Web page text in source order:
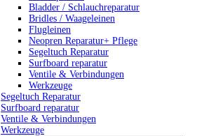
Bladder / Schlauchreparatur
Bridles / Waageleinen
Flugleinen
Neopren Reparatur+ Pflege
Segeltuch Reparatur
Surfboard reparatur
Ventile & Verbindungen
Werkzeuge
Segeltuch Reparatur
Surfboard reparatur
Ventile & Verbindungen
Werkzeuge